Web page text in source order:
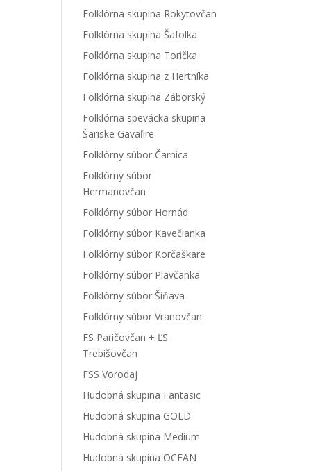
Folklórna skupina Rokytovčan
Folklórna skupina Šafolka
Folklórna skupina Torička
Folklórna skupina z Hertníka
Folklórna skupina Záborský
Folklórna spevácka skupina
Šariske Gavaľire
Folklórny súbor Čarnica
Folklórny súbor
Hermanovčan
Folklórny súbor Hornád
Folklórny súbor Kavečianka
Folklórny súbor Korčaškare
Folklórny súbor Plavčanka
Folklórny súbor Šiňava
Folklórny súbor Vranovčan
FS Paričovčan + ĽS
Trebišovčan
FSS Vorodaj
Hudobná skupina Fantasic
Hudobná skupina GOLD
Hudobná skupina Medium
Hudobná skupina OCEAN